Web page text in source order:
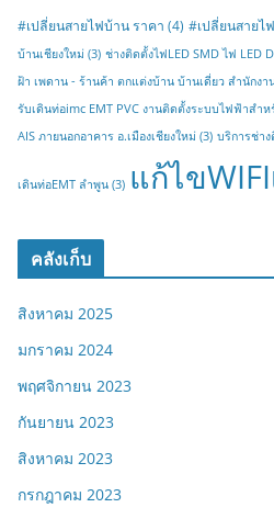
#เปลี่ยนสายไฟบ้าน ราคา (4) #เปลี่ยนสายไ
บ้านเชียงใหม่ (3) ช่างติดตั้งไฟLED SMD ไฟ LED
ฝ้า เพดาน - ร้านค้า ตกแต่งบ้าน บ้านเดี่ยว สำนักงา
รับเดินท่อimc EMT PVC งานติดตั้งระบบไฟฟ้าสำ
AIS ภายนอกอาคาร อ.เมืองเชียงใหม่ (3) บริการช่าง
เดินท่อEMT ลำพูน (3) แก้ไข
คลังเก็บ
สิงหาคม 2025
มกราคม 2024
พฤศจิกายน 2023
กันยายน 2023
สิงหาคม 2023
กรกฎาคม 2023